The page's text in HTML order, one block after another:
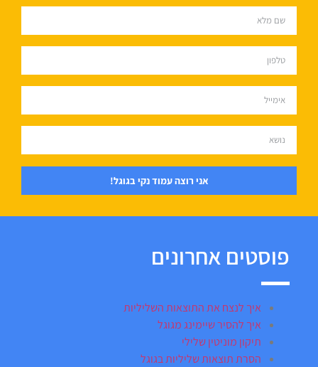
אני רוצה עמוד נקי בגוגל!
פוסטים אחרונים
איך לנצח את התוצאות השליליות
איך להסיר שיימינג מגוגל
תיקון מוניטין שלילי
הסרת תוצאות שליליות בגוגל